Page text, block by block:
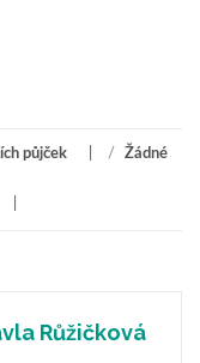
půjček / Žádné
Růžičková